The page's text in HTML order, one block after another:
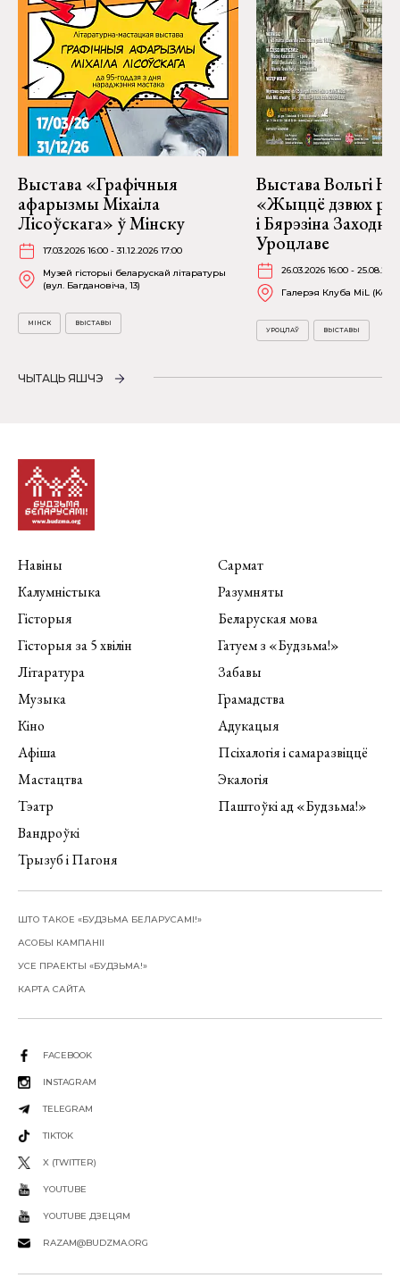
Выстава «Графічныя
афарызмы Міхаіла
Лісоўскага» ў Мінску
17.03.2026 16:00 - 31.12.2026 17:00
Музей гісторыі беларускай літаратуры
(вул. Багдановіча, 13)
МІНСК ВЫСТАВЫ
Выстава Вольгі
«Жыццё дзвюх
і Бярэзіна
Уроцлаве
26.03.2026 16:00 -
Галерэя Клуба MiL
УРОЦЛАЎ ВЫСТАВЫ
ЧЫТАЦЬ ЯШЧЭ
Навіны
Калумністыка
Гісторыя
Гісторыя за 5 хвілін
Літаратура
Музыка
Кіно
Афіша
Мастацтва
Тэатр
Вандроўкі
Трызуб і Пагоня
Сармат
Разумняты
Беларуская мова
Гатуем з «Будзьма!»
Забавы
Грамадства
Адукацыя
Псіхалогія і самаразвіццё
Экалогія
Паштоўкі ад «Будзьма!»
ШТО ТАКОЕ «БУДЗЬМА БЕЛАРУСАМІ!»
АСОБЫ КАМПАНІІ
УСЕ ПРАЕКТЫ «БУДЗЬМА!»
КАРТА САЙТА
FACEBOOK
INSTAGRAM
TELEGRAM
TIKTOK
X (TWITTER)
YOUTUBE
YOUTUBE ДЗЕЦЯМ
RAZAM@BUDZMA.ORG